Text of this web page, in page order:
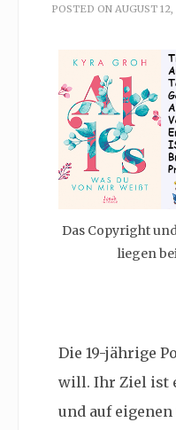
POSTED ON AUGUST
Das Copyright
liegen
Die 19-jährige
will. Ihr Ziel ist
und auf